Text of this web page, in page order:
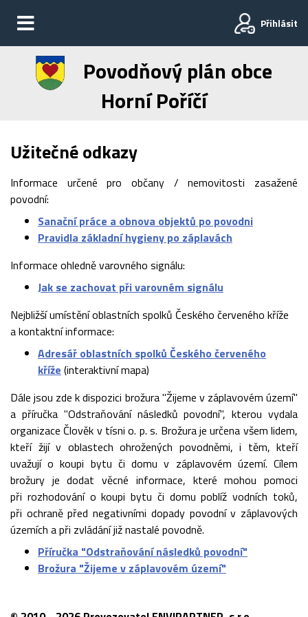
Přihlásit
Povodňový plán obce
Horní Poříčí
Užitečné odkazy
Informace určené pro občany / nemovitosti zasažené
povodní:
Sanační práce a obnova objektů po povodni
Pravidla základní hygieny po záplavách
Informace ohledně varovného signálu:
Jak se zachovat při varovném signálu
Nejbližší umístění oblastních spolků Českého červeného kříže
a kontaktní informace:
Adresář oblastních spolků Českého červeného
kříže (interaktivní mapa)
Dále jsou zde k dispozici brožura "Žijeme v záplavovém území"
a příručka "Odstraňování následků povodní", kterou vydala
organizace Člověk v tísni o. p. s. Brožura je určena všem lidem,
kteří žijí v oblastech ohrožených povodněmi, i těm, kteří
uvažují o koupi bytu či domu v záplavovém území. Cílem
brožury je dodat věcné informace, které mohou pomoci
při rozhodování o koupi bytu či domu poblíž vodních toků,
při ochraně před negativními dopady povodní v záplavových
územích a při zvládání již nastalé povodně.
Příručka "Odstraňování následků povodní"
Brožura "Žijeme v záplavovém území"